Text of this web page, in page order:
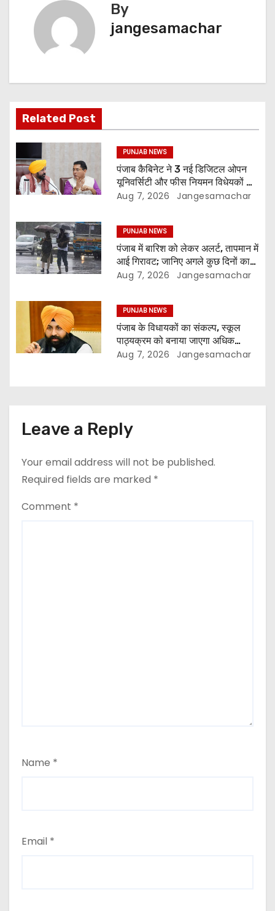
By
jangesamachar
Related Post
PUNJAB NEWS
पंजाब कैबिनेट ने 3 नई डिजिटल ओपन
यूनिवर्सिटी और फीस नियमन विधेयकों को
दी मंजूरी
Aug 7, 2026 Jangesamachar
PUNJAB NEWS
पंजाब में बारिश को लेकर अलर्ट, तापमान में
आई गिरावट; जानिए अगले कुछ दिनों का
मौसम
Aug 7, 2026 Jangesamachar
PUNJAB NEWS
पंजाब के विधायकों का संकल्प, स्कूल
पाठ्यक्रम को बनाया जाएगा अधिक
प्रासंगिक और आधुनिक
Aug 7, 2026 Jangesamachar
Leave a Reply
Your email address will not be published.
Required fields are marked *
Comment *
Name *
Email *